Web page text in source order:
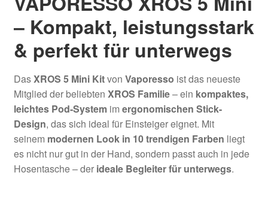
– Kompakt, leistungsstark
& perfekt für unterwegs
DasXROS 5 Mini Kitvon Vaporesso ist das neueste
Mitglied der beliebten XROS Familie– ein kompaktes,
leichtes Pod-Systemim ergonomischen Stick-
Design, das sich ideal für Einsteiger eignet. Mit
seinem modernen Look in 10 trendigen Farben liegt
es nicht nur gut in der Hand, sondern passt auch in jede
Hosentasche – der ideale Begleiter für unterwegs.